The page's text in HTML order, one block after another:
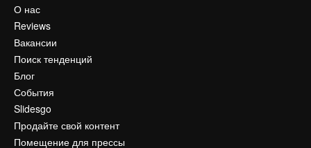
О нас
Reviews
Вакансии
Поиск тенденций
Блог
События
Slidesgo
Продайте свой контент
Помещение для прессы